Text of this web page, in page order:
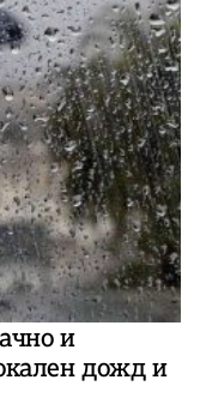
и
дожд и